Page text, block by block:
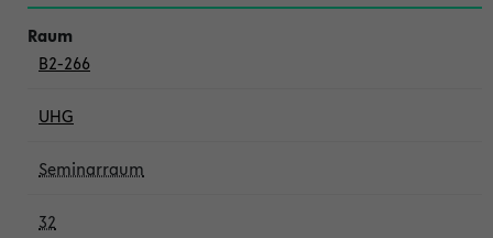
B2-266
UHG
Seminarraum
32